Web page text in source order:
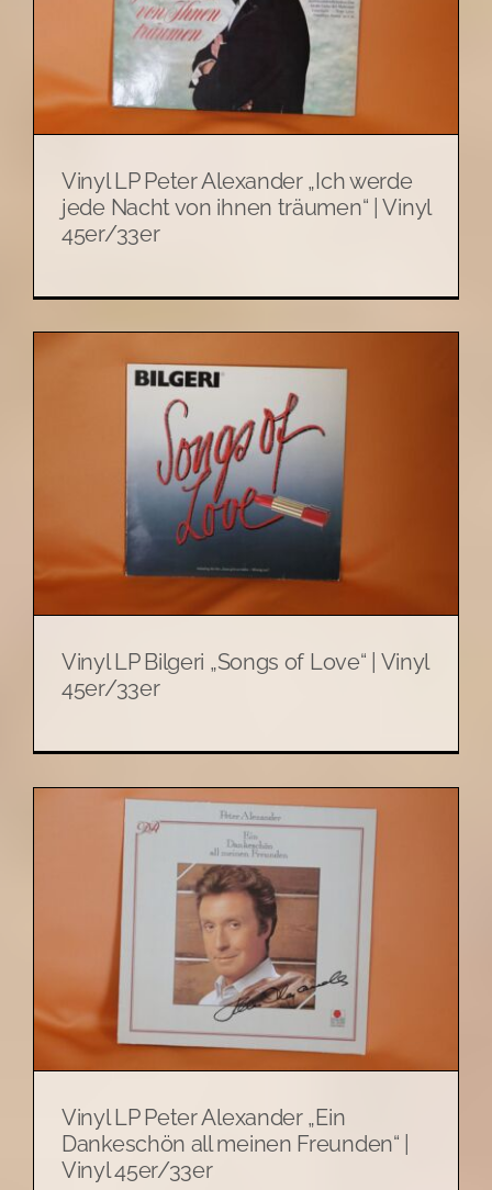
Vinyl LP Peter Alexander „Ich werde
jede Nacht von ihnen träumen“ | Vinyl
45er/33er
Vinyl LP Bilgeri „Songs of Love“ | Vinyl
45er/33er
Vinyl LP Peter Alexander „Ein
Dankeschön all meinen Freunden“ |
Vinyl 45er/33er